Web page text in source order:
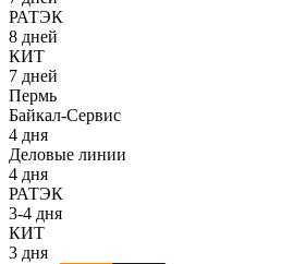
РАТЭК
8 дней
КИТ
7 дней
Пермь
Байкал-Сервис
4 дня
Деловые линии
4 дня
РАТЭК
3-4 дня
КИТ
3 дня